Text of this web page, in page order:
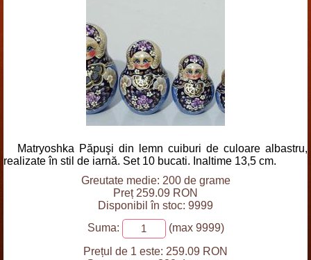
Matryoshka Păpuşi din lemn cuiburi de culoare albastru,
realizate în stil de iarnă. Set 10 bucati. Inaltime 13,5 cm.
Greutate medie: 200 de grame
Preț 259.09 RON
Disponibil în stoc: 9999
Suma:
(max 9999)
Prețul de 1 este: 259.09 RON